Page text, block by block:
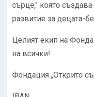
сърце," която
развитие за децата-
Целият екип на
на всички!
Фондация „Открито